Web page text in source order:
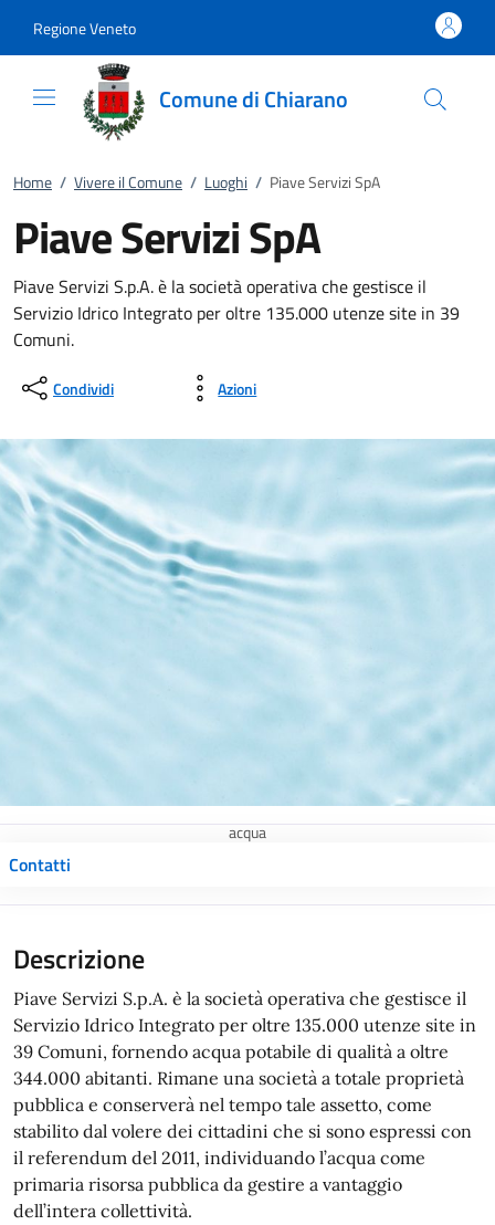
Regione Veneto
Comune di Chiarano
Home / Vivere il Comune / Luoghi / Piave Servizi SpA
Piave Servizi SpA
Piave Servizi S.p.A. è la società operativa che gestisce il
Servizio Idrico Integrato per oltre 135.000 utenze site in 39
Comuni.
Condividi Azioni
acqua
Contatti
Descrizione
Piave Servizi S.p.A. è la società operativa che gestisce il
Servizio Idrico Integrato per oltre 135.000 utenze site in
39 Comuni, fornendo acqua potabile di qualità a oltre
344.000 abitanti. Rimane una società a totale proprietà
pubblica e conserverà nel tempo tale assetto, come
stabilito dal volere dei cittadini che si sono espressi con
il referendum del 2011, individuando l’acqua come
primaria risorsa pubblica da gestire a vantaggio
dell’intera collettività.